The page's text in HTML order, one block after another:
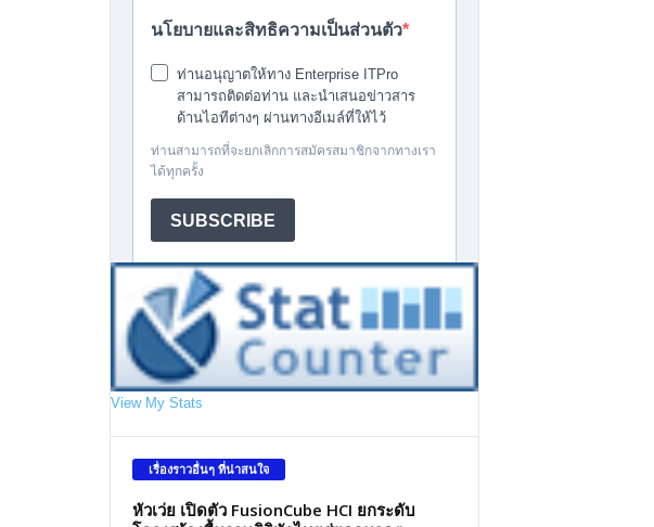
View My Stats
เรื่องราวอื่นๆ ที่น่าสนใจ
หัวเว่ย เปิดตัว FusionCube HCI ยกระดับ